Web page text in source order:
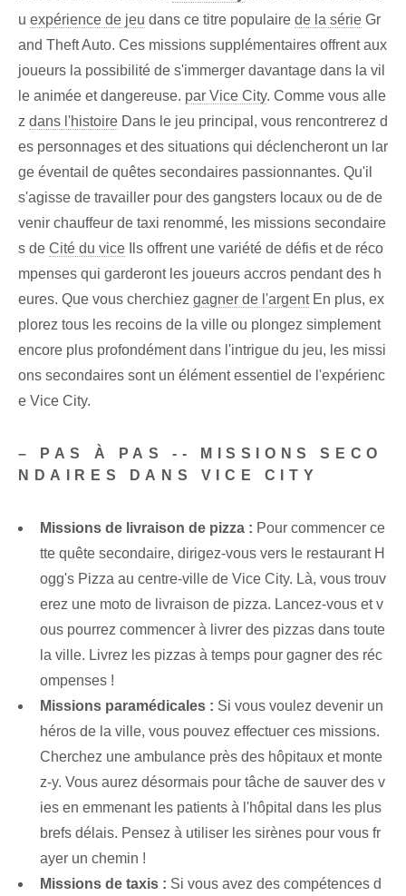
u expérience de jeu dans ce titre populaire de la série Gr
and Theft Auto. Ces missions supplémentaires offrent aux
joueurs la possibilité de s'immerger davantage dans la vil
le animée et dangereuse. par Vice City. Comme vous alle
z dans l'histoire Dans le jeu principal, vous rencontrerez d
es personnages et des situations qui déclencheront un lar
ge éventail de quêtes secondaires passionnantes. Qu'il
s'agisse de travailler pour des gangsters locaux ou de de
venir chauffeur de taxi renommé, les missions secondaire
s de Cité du vice Ils offrent une variété de défis et de réco
mpenses qui garderont les joueurs accros pendant des h
eures. Que vous cherchiez gagner de l'argentEn plus, ex
plorez tous les recoins de la ville ou plongez simplement
encore plus profondément dans l'intrigue du jeu, les missi
ons secondaires sont un élément essentiel de l'expérienc
e Vice City.
– PAS À PAS -- MISSIONS SECO
NDAIRES DANS VICE CITY
Missions de livraison de pizza : Pour commencer ce
tte quête secondaire, dirigez-vous vers le restaurant H
ogg's Pizza au centre-ville de Vice City. Là, vous trouv
erez une moto de livraison de pizza. Lancez-vous et v
ous pourrez commencer à livrer des pizzas dans toute
la ville. Livrez les pizzas à temps pour gagner des réc
ompenses !
Missions paramédicales : Si vous voulez devenir un
héros de la ville, vous pouvez effectuer ces missions.
Cherchez une ambulance près des hôpitaux et monte
z-y. Vous aurez désormais pour tâche de sauver des v
ies en emmenant les patients à l'hôpital dans les plus
brefs délais. Pensez à utiliser les sirènes pour vous fr
ayer un chemin !
Missions de taxis : Si vous avez des compétences d